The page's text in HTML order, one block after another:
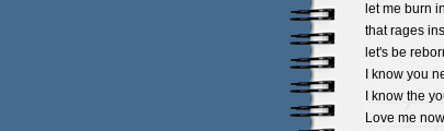
let me burn
that rages
let's be
I know you
I know the
Love me